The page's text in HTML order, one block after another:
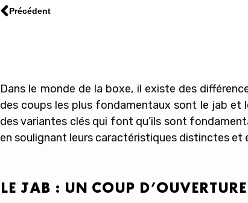
Précédent
Dans le monde de la boxe, il existe des
des coups les plus fondamentaux sont le jab et
des variantes clés qui font qu’ils sont
en soulignant leurs caractéristiques distinctes
LE JAB : UN COUP